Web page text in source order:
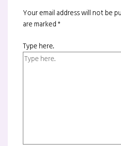
Your email address will not be
are marked*
Type here..